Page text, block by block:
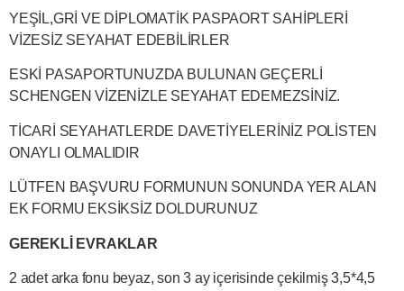
YEŞİL,GRİ VE DİPLOMATİK PASPAORT SAHİPLERİ
VİZESİZ SEYAHAT EDEBİLİRLER
ESKİ PASAPORTUNUZDA BULUNAN GEÇERLİ
SCHENGEN VİZENİZLE SEYAHAT EDEMEZSİNİZ.
TİCARİ SEYAHATLERDE DAVETİYELERİNİZ POLİSTEN
ONAYLI OLMALIDIR
LÜTFEN BAŞVURU FORMUNUN SONUNDA YER ALAN
EK FORMU EKSİKSİZ DOLDURUNUZ
GEREKLİ EVRAKLAR
2 adet arka fonu beyaz, son 3 ay içerisinde çekilmiş 3,5*4,5